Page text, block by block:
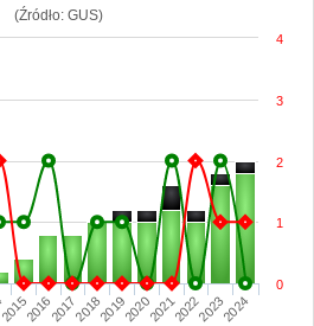
(Źródło: GUS)
201620172018201920202021202220232024
0
1
2
3
4